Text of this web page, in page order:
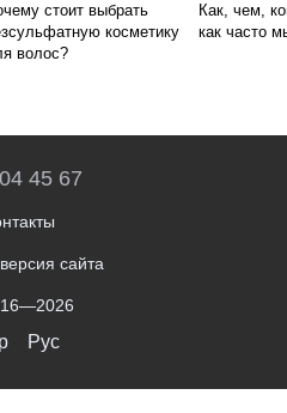
стоит выбрать
косметику
волос?
Как, чем,
как часто
45 67
сайта
Рус